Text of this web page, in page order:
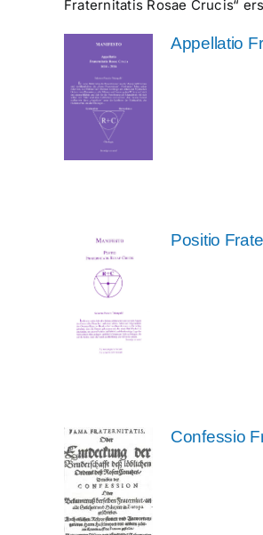
Fraternitatis Rosae Crucis“
Appellatio
Positio
Confessio